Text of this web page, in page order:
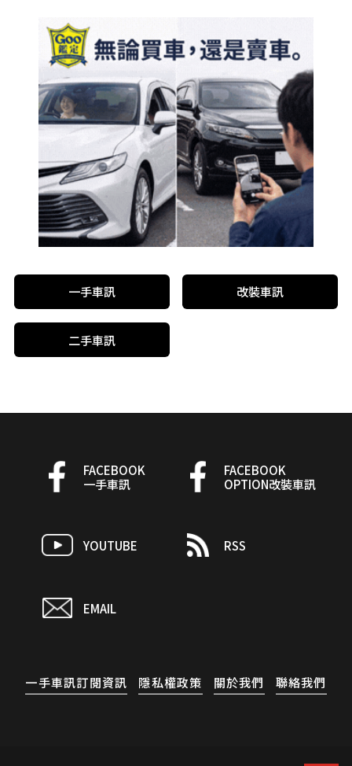
一手車訊 改裝車訊
二手車訊
FACEBOOK
一手車訊
FACEBOOK
OPTION改裝車訊
YOUTUBE RSS
EMAIL
一手車訊訂閱資訊 隱私權政策 關於我們 聯絡我們